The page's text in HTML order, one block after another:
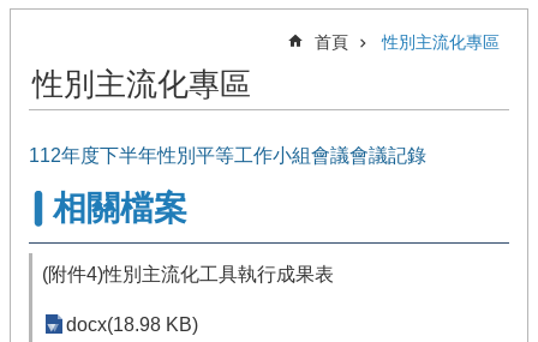
首頁 性別主流化專區
性別主流化專區
112年度下半年性別平等工作小組會議會議記錄
相關檔案
(附件4)性別主流化工具執行成果表
docx(18.98 KB)